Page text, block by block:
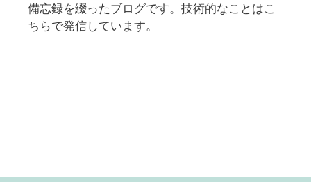
備忘録を綴ったブログです。技術的なことはこ
ちらで発信しています。